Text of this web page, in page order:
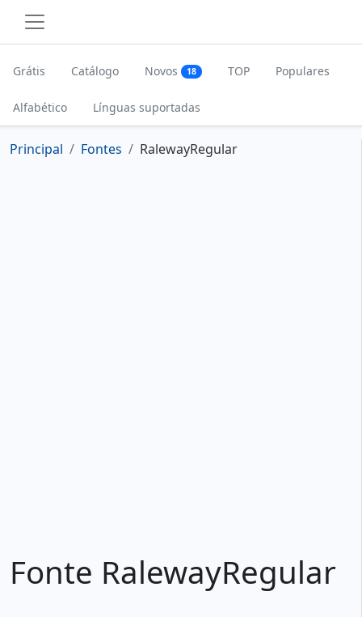
Grátis Catálogo Novos 18 TOP Populares
Alfabético Línguas suportadas
Principal Fontes RalewayRegular
Fonte RalewayRegular